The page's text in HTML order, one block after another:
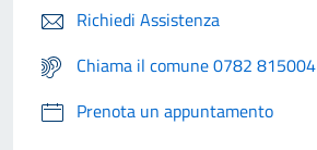
Richiedi Assistenza
Chiama il comune 0782 815004
Prenota un appuntamento